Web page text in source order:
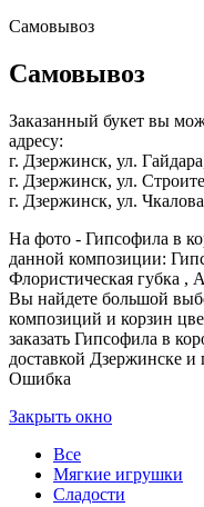
Самовывоз
Самовывоз
Заказанный букет вы
адресу:
г. Дзержинск, ул.
г. Дзержинск, ул.
г. Дзержинск, ул.
На фото - Гипсофила в
данной композиции:
Флористическая губка ,
Вы найдете большой
композиций и корзин
заказать Гипсофила в
доставкой Дзержинске и
Ошибка
Закрыть окно
Все
Мягкие игрушки
Сладости